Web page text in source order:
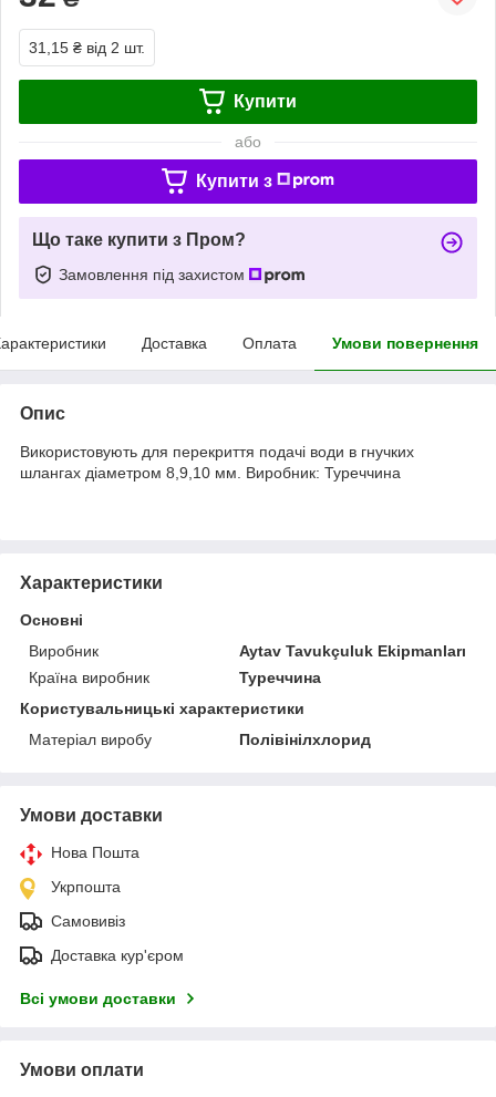
31,15 ₴ від 2 шт.
Купити
або
Купити з
Що таке купити з Пром?
Замовлення під захистом
Доставка Оплата Умови повернення
Опис
Використовують для перекриття подачі води в гнучких
шлангах діаметром 8,9,10 мм. Виробник: Туреччина
Характеристики
Основні
Виробник
Aytav Tavukçuluk Ekipmanları
Країна виробник
Туреччина
Користувальницькі характеристики
Матеріал виробу
Полівінілхлорид
Умови доставки
Нова Пошта
Укрпошта
Самовивіз
Доставка кур'єром
Всі умови доставки
Умови оплати